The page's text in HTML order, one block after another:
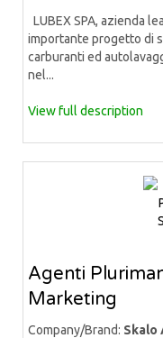
LUBEX SPA, azienda
importante progetto di
carburanti ed
nel...
View full description
Agenti
Marketing
Company/Brand: Skalo